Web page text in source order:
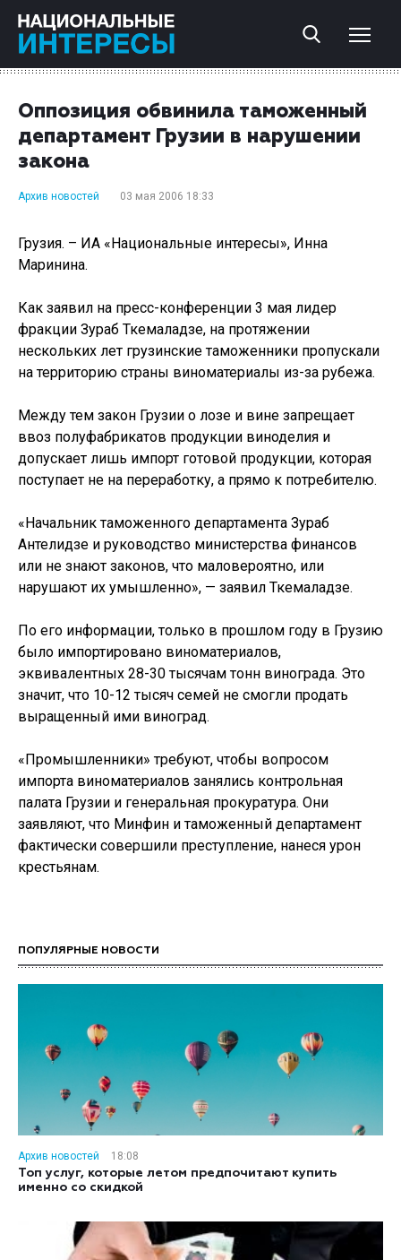
Оппозиция обвинила таможенный
департамент Грузии в нарушении
закона
Архив новостей 03 мая 2006 18:33
Грузия. – ИА «Национальные интересы», Инна
Маринина.
Как заявил на пресс-конференции 3 мая лидер
фракции Зураб Ткемаладзе, на протяжении
нескольких лет грузинские таможенники пропускали
на территорию страны виноматериалы из-за рубежа.
Между тем закон Грузии о лозе и вине запрещает
ввоз полуфабрикатов продукции виноделия и
допускает лишь импорт готовой продукции, которая
поступает не на переработку, а прямо к потребителю.
«Начальник таможенного департамента Зураб
Антелидзе и руководство министерства финансов
или не знают законов, что маловероятно, или
нарушают их умышленно», — заявил Ткемаладзе.
По его информации, только в прошлом году в Грузию
было импортировано виноматериалов,
эквивалентных 28-30 тысячам тонн винограда. Это
значит, что 10-12 тысяч семей не смогли продать
выращенный ими виноград.
«Промышленники» требуют, чтобы вопросом
импорта виноматериалов занялись контрольная
палата Грузии и генеральная прокуратура. Они
заявляют, что Минфин и таможенный департамент
фактически совершили преступление, нанеся урон
крестьянам.
ПОПУЛЯРНЫЕ НОВОСТИ
Архив новостей
18:08
Топ услуг, которые летом предпочитают купить
именно со скидкой